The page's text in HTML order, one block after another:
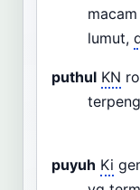
lumut,
puthul KN
puyuh Ki